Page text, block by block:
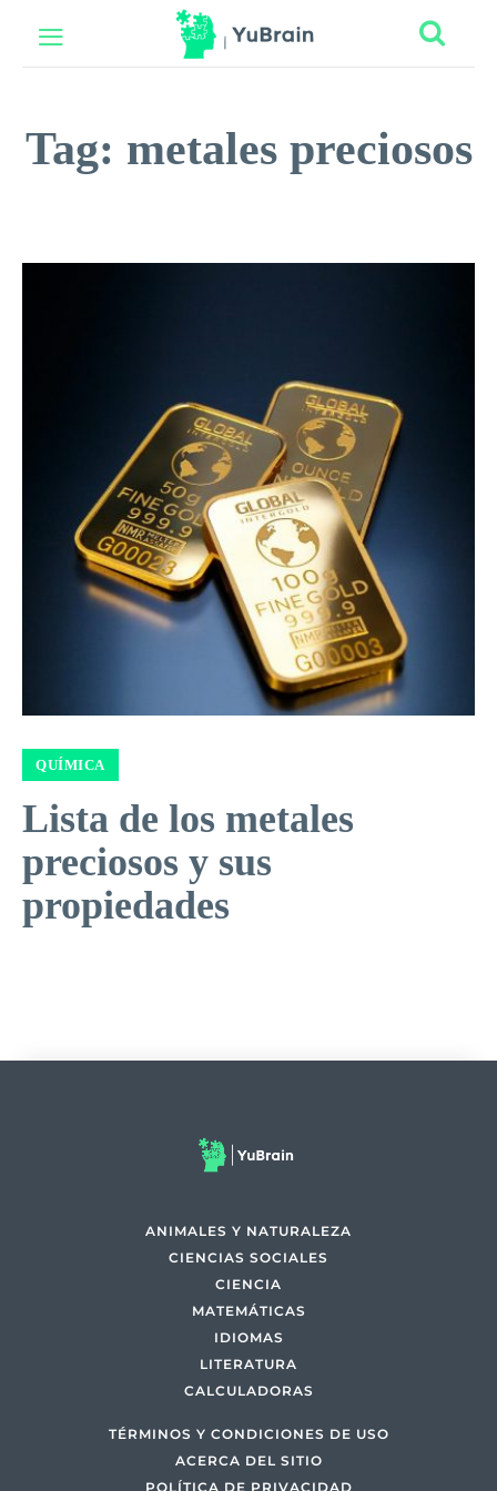
Tag: metales preciosos
QUÍMICA
Lista de los metales
preciosos y sus
propiedades
ANIMALES Y NATURALEZA
CIENCIAS SOCIALES
CIENCIA
MATEMÁTICAS
IDIOMAS
LITERATURA
CALCULADORAS
TÉRMINOS Y CONDICIONES DE USO
ACERCA DEL SITIO
POLÍTICA DE PRIVACIDAD